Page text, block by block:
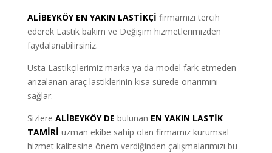
ALİBEYKÖY EN YAKIN LASTİKÇİ firmamızı tercih
ederek Lastik bakım ve Değişim hizmetlerimizden
faydalanabilirsiniz.
Usta Lastikçilerimiz marka ya da model fark etmeden
arızalanan araç lastiklerinin kısa sürede onarımını
sağlar.
Sizlere ALİBEYKÖY DE bulunan EN YAKIN LASTİK
TAMİRİ uzman ekibe sahip olan firmamız kurumsal
hizmet kalitesine önem verdiğinden çalışmalarımızı bu